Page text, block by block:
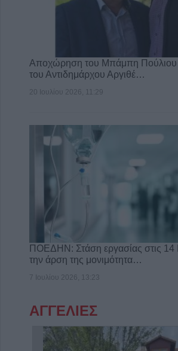
Αποχώρηση του Μπάμπη Πούλιου
του Αντιδημάρχου Αργιθέ…
20 Ιουλίου 2026, 11:29
ΠΟΕΔΗΝ: Στάση εργασίας στις 14
την άρση της μονιμότητα…
7 Ιουλίου 2026, 13:23
ΑΓΓΕΛΙΕΣ